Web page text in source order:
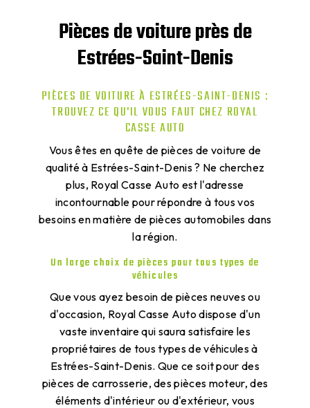
Pièces de voiture près de
Estrées-Saint-Denis
PIÈCES DE VOITURE À ESTRÉES-SAINT-DENIS :
TROUVEZ CE QU'IL VOUS FAUT CHEZ ROYAL
CASSE AUTO
Vous êtes en quête de pièces de voiture de
qualité à Estrées-Saint-Denis ? Ne cherchez
plus, Royal Casse Auto est l'adresse
incontournable pour répondre à tous vos
besoins en matière de pièces automobiles dans
la région.
Un large choix de pièces pour tous types de
véhicules
Que vous ayez besoin de pièces neuves ou
d'occasion, Royal Casse Auto dispose d'un
vaste inventaire qui saura satisfaire les
propriétaires de tous types de véhicules à
Estrées-Saint-Denis. Que ce soit pour des
pièces de carrosserie, des pièces moteur, des
éléments d'intérieur ou d'extérieur, vous